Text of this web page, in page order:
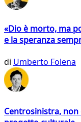
«Dio è morto, ma
e la speranza
di Umberto Folena
Centrosinistra, non